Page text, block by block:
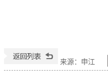
来源：申江